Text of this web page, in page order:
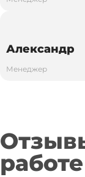
Александр
Менеджер
работе